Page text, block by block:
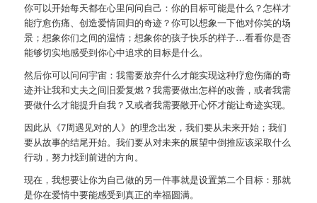
你可以开始每天都在心里问问自己：你的目标可能是什么？怎样才
能疗愈伤痛、创造爱情回归的奇迹？你可以想象一下他对你笑的场
景；想象你们之间的温情；想象你的孩子快乐的样子…看看你是否
能够切实地感受到你心中追求的目标是什么。
然后你可以问问宇宙：我需要放弃什么才能实现这种疗愈伤痛的奇
迹并让我和丈夫之间旧爱复燃？我需要做出怎样的改善，或者我需
要做什么才能提升自我？又或者我需要敞开心怀才能让奇迹实现。
因此从《7周遇见对的人》的理念出发，我们要从未来开始；我们
要从故事的结尾开始。我们要从对未来的展望中倒推应该采取什么
行动，努力找到前进的方向。
现在，我想要让你为自己做的另一件事就是设置第二个目标：那就
是你在爱情中要能感受到真正的幸福圆满。